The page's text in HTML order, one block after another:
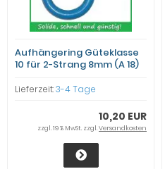
Aufhängering Güteklasse
10 für 2-Strang 8mm (A 18)
Lieferzeit:3-4 Tage
10,20 EUR
zzgl. 19 % MwSt. zzgl.Versandkosten